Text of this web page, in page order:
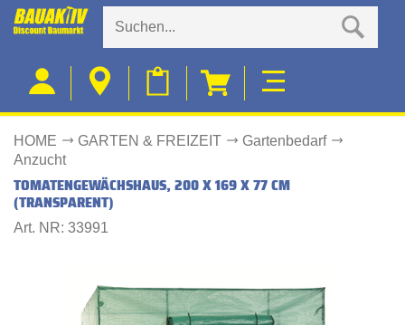
HOME GARTEN & FREIZEIT
Gartenbedarf
Anzucht
TOMATENGEWÄCHSHAUS, 200 X 169 X 77 CM
(TRANSPARENT)
Art. NR: 33991